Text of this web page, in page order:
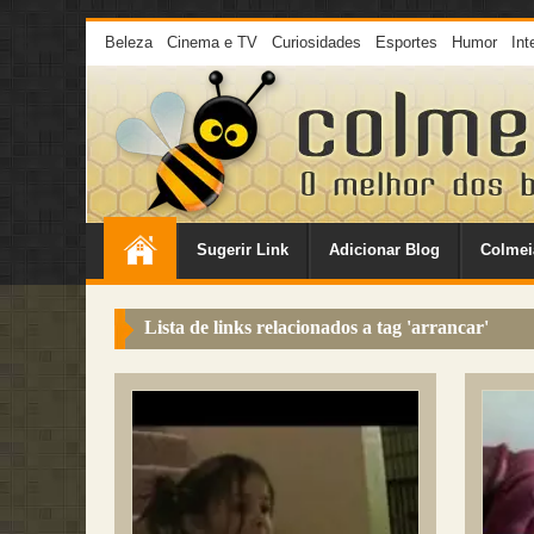
Beleza Cinema e TV Curiosidades Esportes Humor
Sugerir Link Adicionar Blog
Lista de links relacionados a tag 'arrancar'